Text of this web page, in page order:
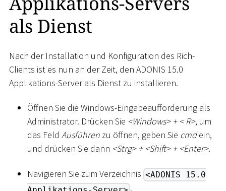
als Dienst
Nach der Installation und Konfiguration des Rich-
Clients ist es nun an der Zeit, den ADONIS 15.0
Applikations-Server als Dienst zu installieren.
Öffnen Sie die Windows-Eingabeaufforderung als
Administrator. Drücken Sie <Windows>+ <R>, um
das Feld Ausführen zu öffnen, geben Sie cmdein,
und drücken Sie dann <Strg>+ <Shift>+ <Enter>.
Navigieren Sie zum Verzeichnis <ADONIS 15.0
.